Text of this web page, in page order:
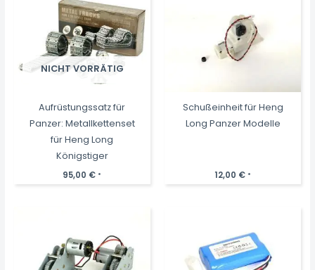
NICHT VORRÄTIG
Aufrüstungssatz für
Panzer: Metallkettenset
für Heng Long
Königstiger
95,00 € *
Schußeinheit für Heng
Long Panzer Modelle
12,00 € *